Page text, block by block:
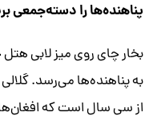
پناهنده‌ها را دسته‌جمعی
بخار چای روی میز لابی
به پناهنده‌ها می‌رسد.
از سی‌ سال است که افغان‌ها